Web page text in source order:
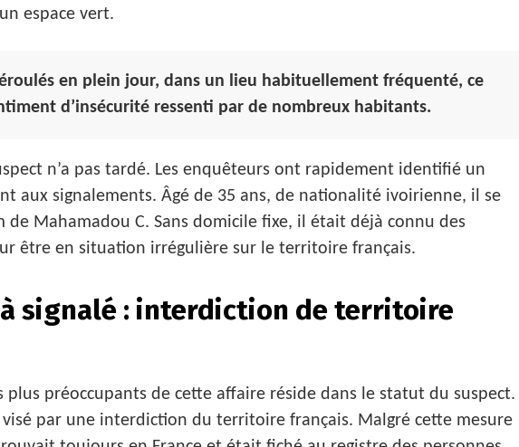
espace vert.
en plein jour, dans un lieu habituellement fréquenté, ce
d’insécurité ressenti par de nombreux habitants.
n’a pas tardé. Les enquêteurs ont rapidement identifié un
aux signalements. Âgé de 35 ans, de nationalité ivoirienne, il se
de Mahamadou C. Sans domicile fixe, il était déjà connu des
être en situation irrégulière sur le territoire français.
signalé : interdiction de territoire
plus préoccupants de cette affaire réside dans le statut du suspect.
par une interdiction du territoire français. Malgré cette mesure